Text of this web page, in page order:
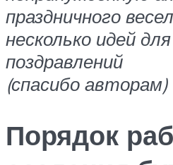
праздничного
несколько идей
поздравлений
(спасибо авторам)
Порядок